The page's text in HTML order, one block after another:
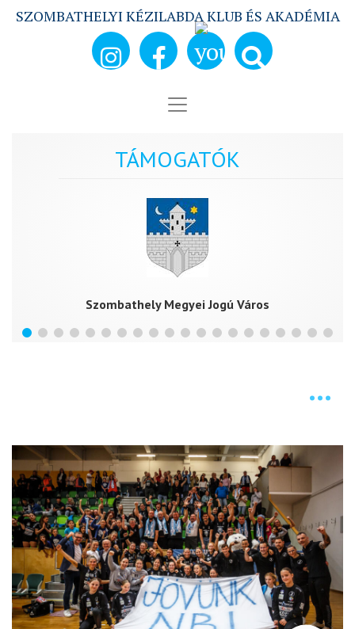
SZOMBATHELYI KÉZILABDA KLUB ÉS AKADÉMIA
TÁMOGATÓK
Szombathely Megyei Jogú Város